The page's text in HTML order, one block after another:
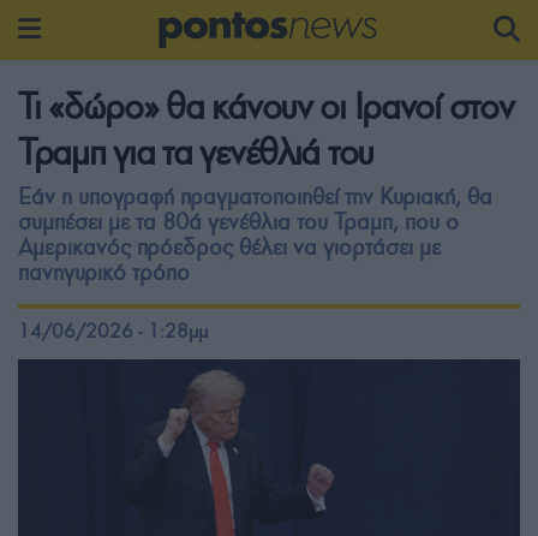
Τι «δώρο» θα κάνουν οι Ιρανοί στον
Τραμπ για τα γενέθλιά του
Εάν η υπογραφή πραγματοποιηθεί την Κυριακή, θα
συμπέσει με τα 80ά γενέθλια του Τραμπ, που ο
Αμερικανός πρόεδρος θέλει να γιορτάσει με
πανηγυρικό τρόπο
14/06/2026 - 1:28μμ